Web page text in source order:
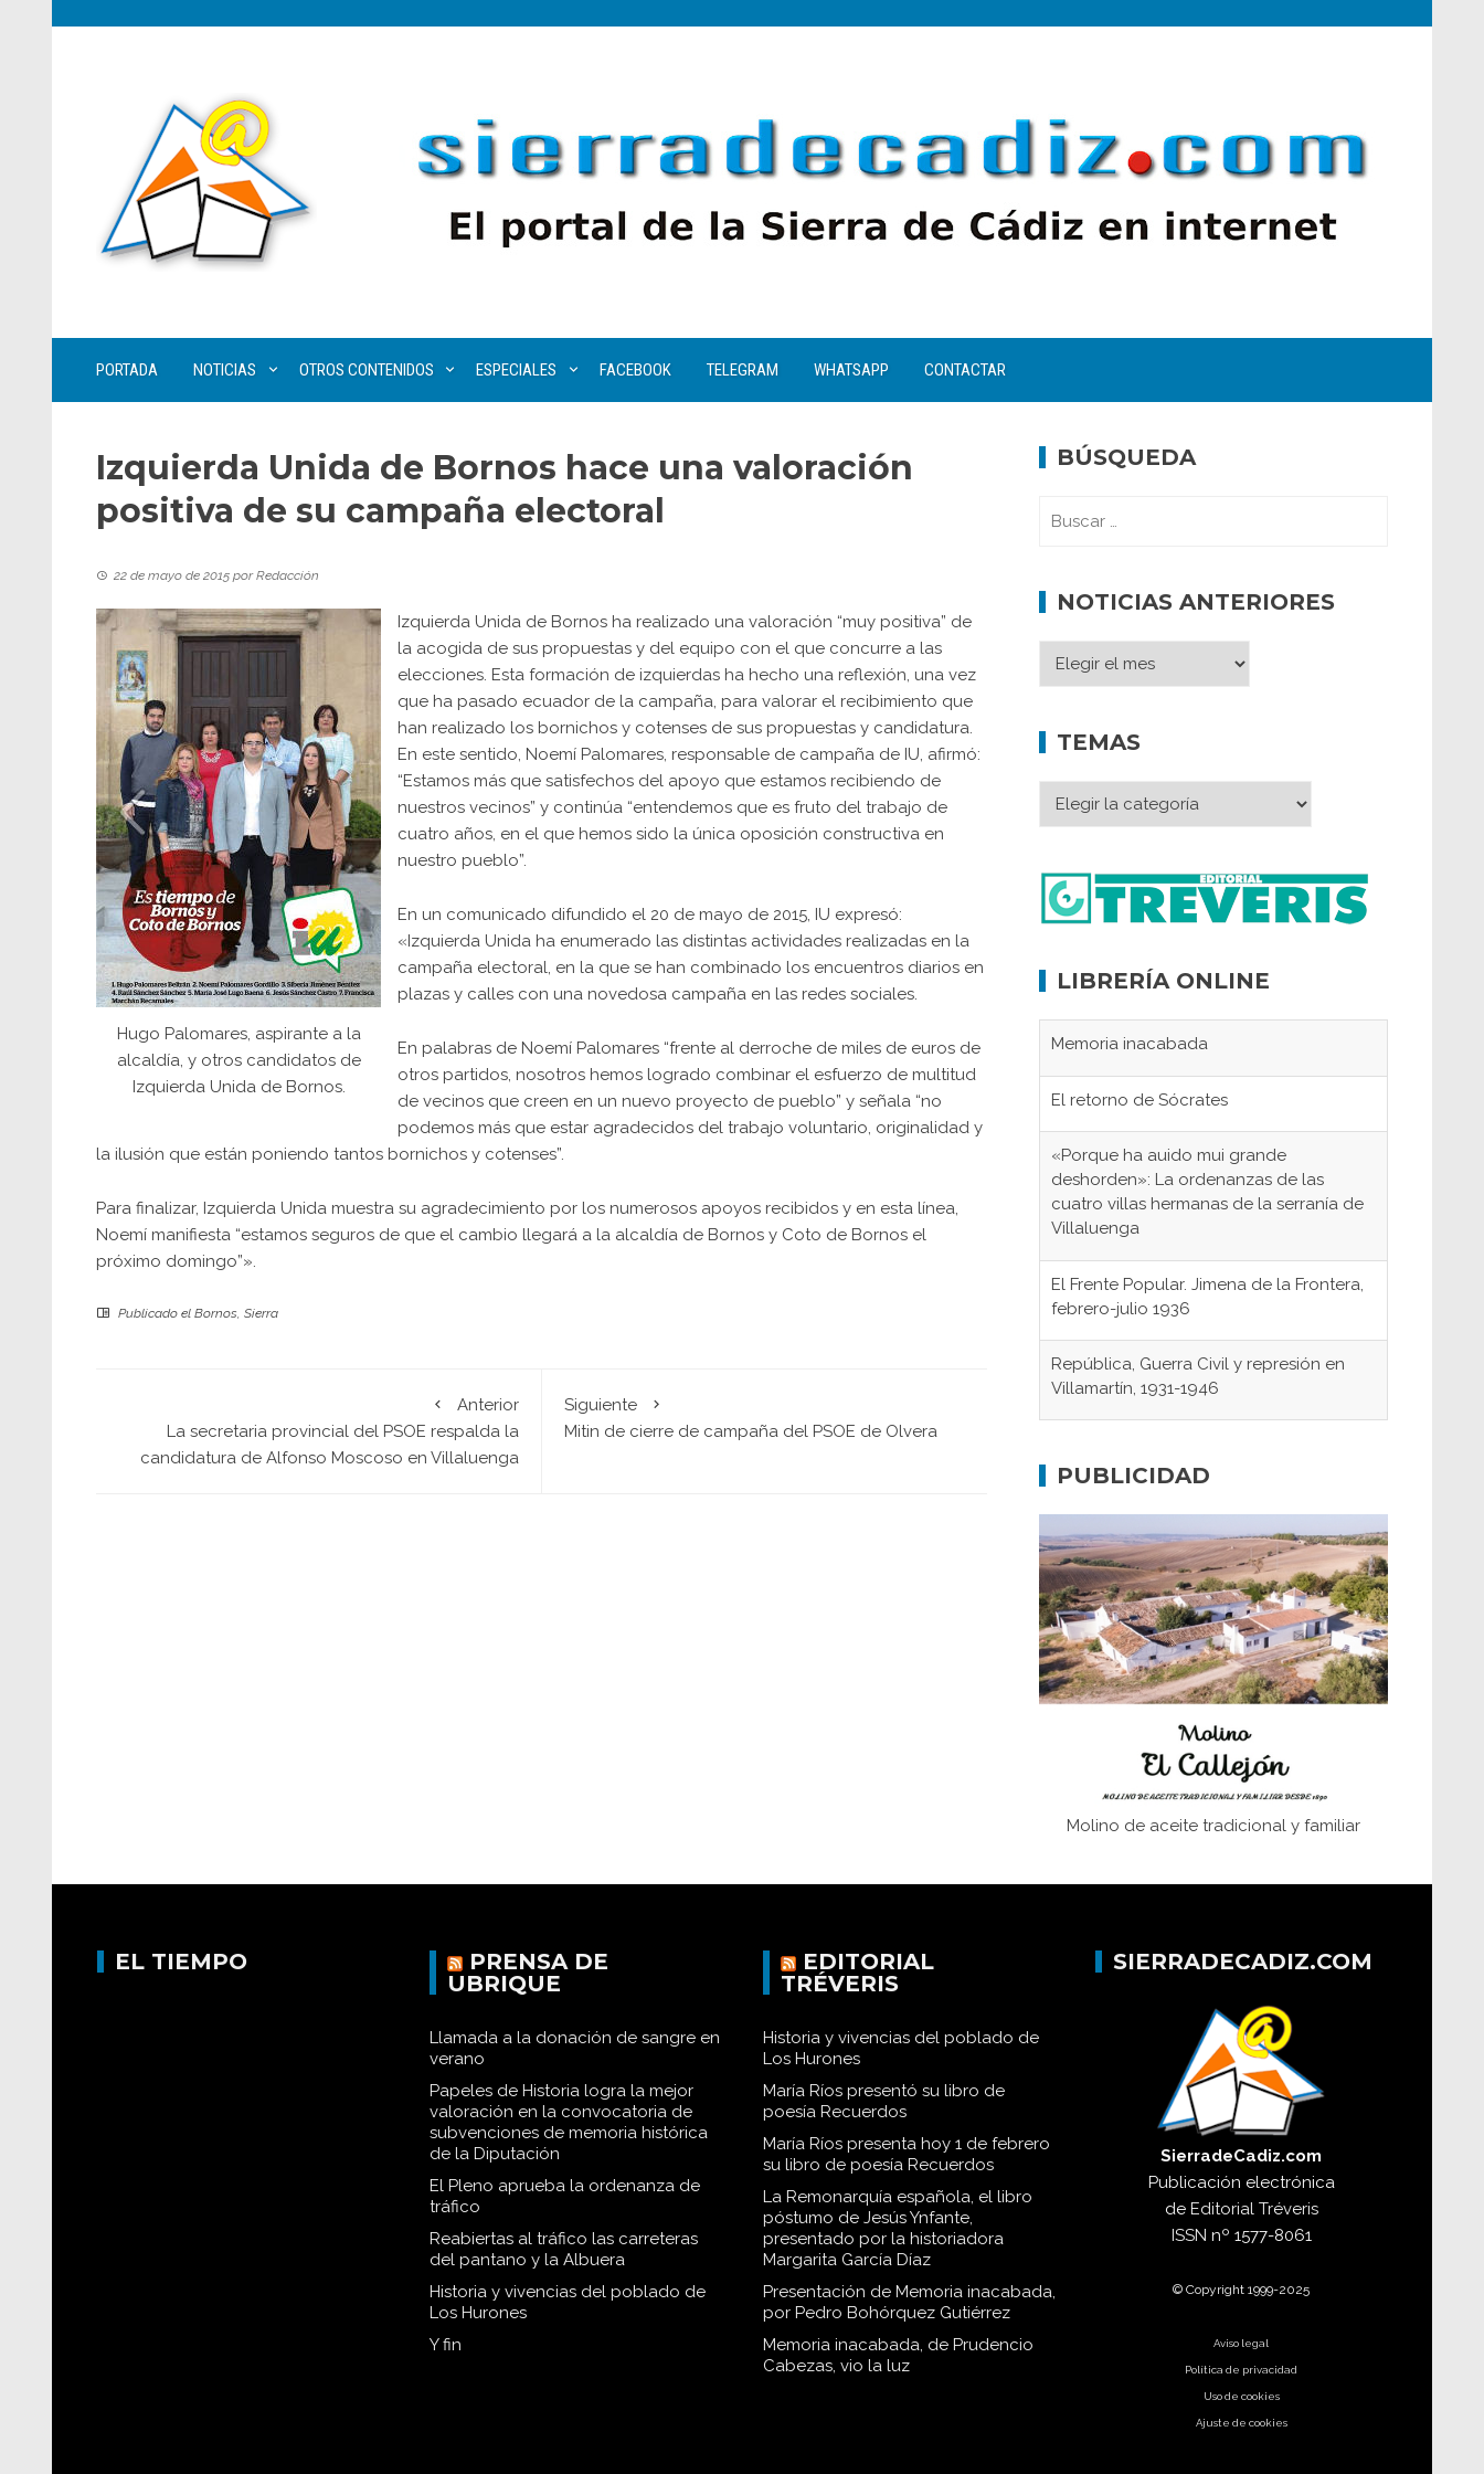
PORTADA NOTICIAS OTROS CONTENIDOS ESPECIALES FACEBOOK TELEGRAM WHATSAPP CONTACTAR
Izquierda Unida de Bornos hace una valoración
positiva de su campaña electoral
22 de mayo de 2015 porRedacción
Hugo Palomares, aspirante a la
alcaldía, y otros candidatos de
Izquierda Unida de Bornos.
Izquierda Unida de Bornos ha realizado una valoración “muy positiva” de
la acogida de sus propuestas y del equipo con el que concurre a las
elecciones. Esta formación de izquierdas ha hecho una reflexión, una vez
que ha pasado ecuador de la campaña, para valorar el recibimiento que
han realizado los bornichos y cotenses de sus propuestas y candidatura.
En este sentido, Noemí Palomares, responsable de campaña de IU, afirmó:
“Estamos más que satisfechos del apoyo que estamos recibiendo de
nuestros vecinos” y continúa “entendemos que es fruto del trabajo de
cuatro años, en el que hemos sido la única oposición constructiva en
nuestro pueblo”.
En un comunicado difundido el 20 de mayo de 2015, IU expresó:
«Izquierda Unida ha enumerado las distintas actividades realizadas en la
campaña electoral, en la que se han combinado los encuentros diarios en
plazas y calles con una novedosa campaña en las redes sociales.
En palabras de Noemí Palomares “frente al derroche de miles de euros de
otros partidos, nosotros hemos logrado combinar el esfuerzo de multitud
de vecinos que creen en un nuevo proyecto de pueblo” y señala “no
podemos más que estar agradecidos del trabajo voluntario, originalidad y
la ilusión que están poniendo tantos bornichos y cotenses”.
Para finalizar, Izquierda Unida muestra su agradecimiento por los numerosos apoyos recibidos y en esta línea,
Noemí manifiesta “estamos seguros de que el cambio llegará a la alcaldía de Bornos y Coto de Bornos el
próximo domingo”».
Publicado el Bornos, Sierra
Anterior
La secretaria provincial del PSOE respalda la
candidatura de Alfonso Moscoso en Villaluenga
Siguiente
Mitin de cierre de campaña del PSOE de Olvera
BÚSQUEDA
NOTICIAS ANTERIORES
TEMAS
LIBRERÍA ONLINE
Memoria inacabada
El retorno de Sócrates
«Porque ha auido mui grande
deshorden»: La ordenanzas de las
cuatro villas hermanas de la serranía de
Villaluenga
El Frente Popular. Jimena de la Frontera,
febrero-julio 1936
República, Guerra Civil y represión en
Villamartín, 1931-1946
concentración nazis
fundaciones de Bornos
El Frente Popular. Ubrique, febrero-julio
1936
Juntar las letras. La alfabetización en el
campo: del afán de saber a la
Historia y vivencias del poblado de Los
PUBLICIDAD
Molino de aceite tradicional y familiar
EL TIEMPO
PRENSA DE
UBRIQUE
Llamada a la donación de sangre en
verano
Papeles de Historia logra la mejor
valoración en la convocatoria de
subvenciones de memoria histórica
de la Diputación
El Pleno aprueba la ordenanza de
tráfico
Reabiertas al tráfico las carreteras
del pantano y la Albuera
Historia y vivencias del poblado de
Los Hurones
Y fin
EDITORIAL
TRÉVERIS
Historia y vivencias del poblado de
Los Hurones
María Ríos presentó su libro de
poesía Recuerdos
María Ríos presenta hoy 1 de febrero
su libro de poesía Recuerdos
La Remonarquía española, el libro
póstumo de Jesús Ynfante,
presentado por la historiadora
Margarita García Díaz
Presentación de Memoria inacabada,
por Pedro Bohórquez Gutiérrez
Memoria inacabada, de Prudencio
Cabezas, vio la luz
SIERRADECADIZ.COM
SierradeCadiz.com
Publicación electrónica
de Editorial Tréveris
ISSN nº 1577-8061
© Copyright 1999-2025
Aviso legal
Política de privacidad
Uso de cookies
Ajuste de cookies